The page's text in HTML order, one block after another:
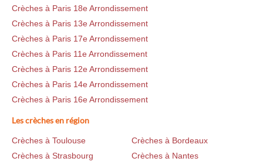
Crèches à Paris 18e Arrondissement
Crèches à Paris 13e Arrondissement
Crèches à Paris 17e Arrondissement
Crèches à Paris 11e Arrondissement
Crèches à Paris 12e Arrondissement
Crèches à Paris 14e Arrondissement
Crèches à Paris 16e Arrondissement
Les crèches en région
Crèches à Toulouse
Crèches à Bordeaux
Crèches à Strasbourg
Crèches à Nantes